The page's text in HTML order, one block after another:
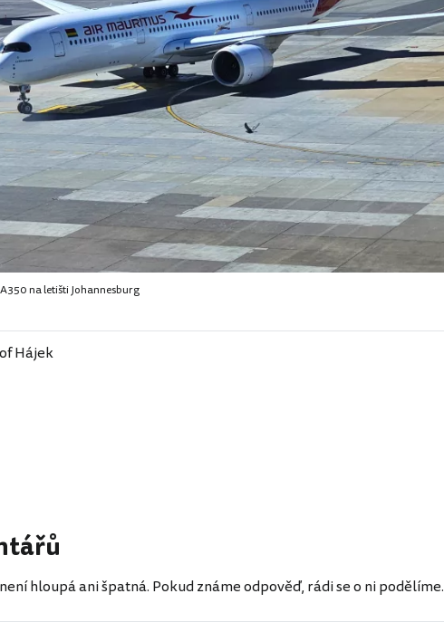
na letišti Johannesburg
Hájek
hloupá ani špatná. Pokud známe odpověď, rádi se o ni podělíme.